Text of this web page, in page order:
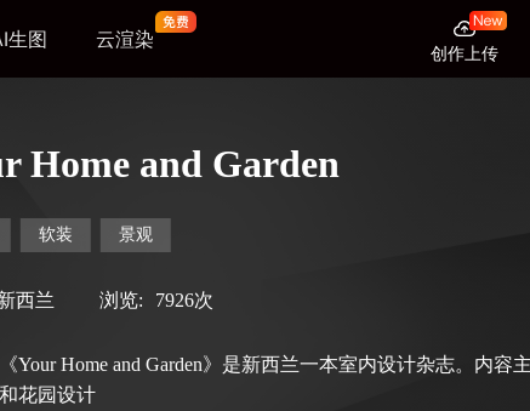
生图 云渲染
创作上传
Home and Garden
软装 景观
西兰 浏览: 7926次
Your Home and Garden》是新西兰一本室内设计杂志。内容
花园设计